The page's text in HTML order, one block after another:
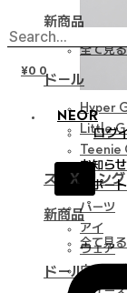
NEOR
ログ
X
お知らせ
サポート
新商品
全て見る
ドール
新商品
全て見る
ドール
Hyper
Little
Teenie
スタイリング
パーツ
アイ
ウェア
ウィッグ
¥0 0